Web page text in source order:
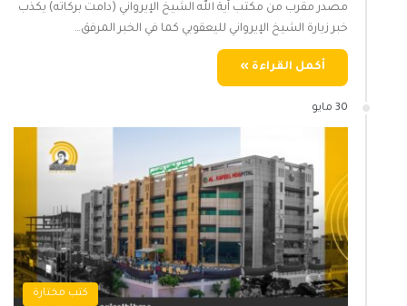
مصدر مقرب من مكتب آية الله الشيخ الإيرواني (دامت بركاته) يكذب
خبر زيارة الشيخ الإيرواني لليعقوبي كما في الخبر المرفق…
أكمل القراءة »
30 مايو
كتب مختارة